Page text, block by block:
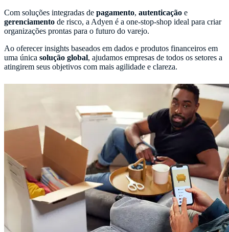
Com soluções integradas de pagamento, autenticação e
gerenciamento de risco, a Adyen é a one-stop-shop ideal para criar
organizações prontas para o futuro do varejo.
Ao oferecer insights baseados em dados e produtos financeiros em
uma única solução global, ajudamos empresas de todos os setores a
atingirem seus objetivos com mais agilidade e clareza.